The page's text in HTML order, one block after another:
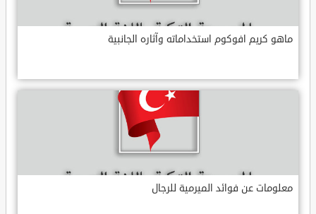
ماهو كريم افوكوم استخداماته وآثاره الجانبية
معلومات عن فوائد الميرمية للرجال